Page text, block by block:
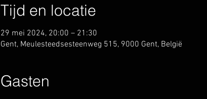
Tijd en locatie
29 mei 2024, 20:00 – 21:30
Gent, Meulesteedsesteenweg 515, 9000 Gent, België
Gasten